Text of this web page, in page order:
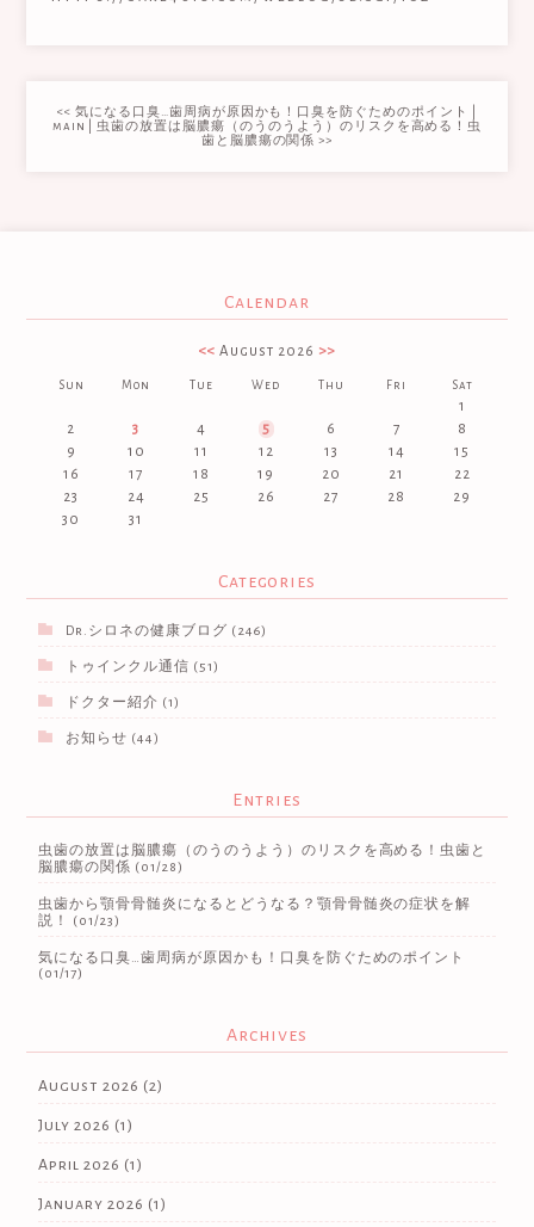
<< 気になる口臭…歯周病が原因かも！口臭を防ぐためのポイント
main
虫歯の放置は脳膿瘍（のうのうよう）のリスクを高める！虫
歯と脳膿瘍の関係 >>
Calendar
<< August 2026 >>
Sun Mon Tue Wed Thu Fri Sat
1
2
3 4 5 6 7
8
9
10 11 12 13 14
15
16
17 18 19 20 21
22
23
24 25 26 27 28
29
30
31
Categories
Dr.シロネの健康ブログ (246)
トゥインクル通信 (51)
ドクター紹介 (1)
お知らせ (44)
Entries
虫歯の放置は脳膿瘍（のうのうよう）のリスクを高める！虫歯と
脳膿瘍の関係 (01/28)
虫歯から顎骨骨髄炎になるとどうなる？顎骨骨髄炎の症状を解
説！
(01/23)
気になる口臭…歯周病が原因かも！口臭を防ぐためのポイント
(01/17)
Archives
August 2026 (2)
July 2026 (1)
April 2026 (1)
January 2026 (1)